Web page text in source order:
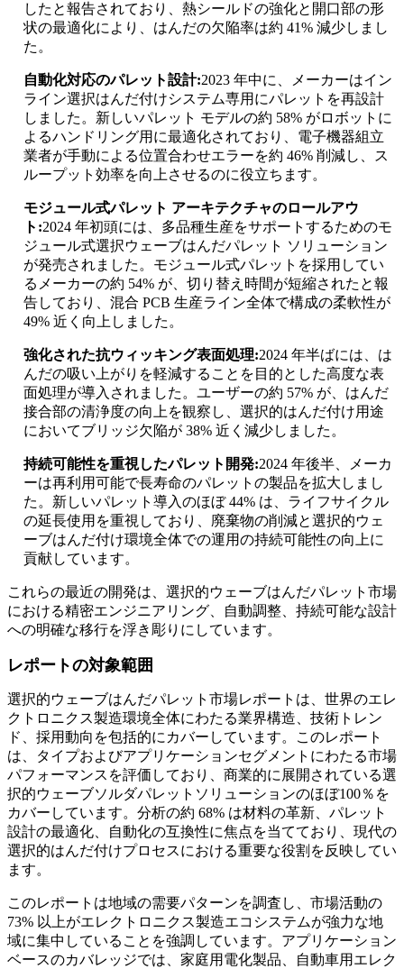
したと報告されており、熱シールドの強化と開口部の形
状の最適化により、はんだの欠陥率は約 41% 減少しまし
た。
自動化対応のパレット設計:2023 年中に、メーカーはイン
ライン選択はんだ付けシステム専用にパレットを再設計
しました。新しいパレット モデルの約 58% がロボットに
よるハンドリング用に最適化されており、電子機器組立
業者が手動による位置合わせエラーを約 46% 削減し、ス
ループット効率を向上させるのに役立ちます。
モジュール式パレット アーキテクチャのロールアウ
ト:2024 年初頭には、多品種生産をサポートするためのモ
ジュール式選択ウェーブはんだパレット ソリューション
が発売されました。モジュール式パレットを採用してい
るメーカーの約 54% が、切り替え時間が短縮されたと報
告しており、混合 PCB 生産ライン全体で構成の柔軟性が
49% 近く向上しました。
強化された抗ウィッキング表面処理:2024 年半ばには、は
んだの吸い上がりを軽減することを目的とした高度な表
面処理が導入されました。ユーザーの約 57% が、はんだ
接合部の清浄度の向上を観察し、選択的はんだ付け用途
においてブリッジ欠陥が 38% 近く減少しました。
持続可能性を重視したパレット開発:2024 年後半、メーカ
ーは再利用可能で長寿命のパレットの製品を拡大しまし
た。新しいパレット導入のほぼ 44% は、ライフサイクル
の延長使用を重視しており、廃棄物の削減と選択的ウェ
ーブはんだ付け環境全体での運用の持続可能性の向上に
貢献しています。
これらの最近の開発は、選択的ウェーブはんだパレット市場
における精密エンジニアリング、自動調整、持続可能な設計
への明確な移行を浮き彫りにしています。
レポートの対象範囲
選択的ウェーブはんだパレット市場レポートは、世界のエレ
クトロニクス製造環境全体にわたる業界構造、技術トレン
ド、採用動向を包括的にカバーしています。このレポート
は、タイプおよびアプリケーションセグメントにわたる市場
パフォーマンスを評価しており、商業的に展開されている選
択的ウェーブソルダパレットソリューションのほぼ100％を
カバーしています。分析の約 68% は材料の革新、パレット
設計の最適化、自動化の互換性に焦点を当てており、現代の
選択的はんだ付けプロセスにおける重要な役割を反映してい
ます。
このレポートは地域の需要パターンを調査し、市場活動の
73% 以上がエレクトロニクス製造エコシステムが強力な地
域に集中していることを強調しています。アプリケーション
ベースのカバレッジでは、家庭用電化製品、自動車用エレク